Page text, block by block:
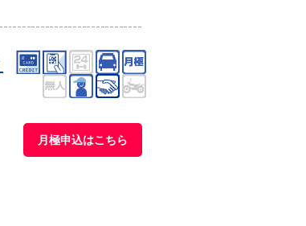
月極申込はこちら